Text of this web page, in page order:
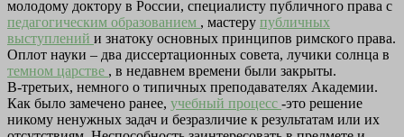
молодому доктору в России, специалисту публичного права с
педагогическим образованием , мастеру публичных
выступлений и знатоку основных принципов римского права.
Оплот науки – два диссертационных совета, лучики солнца в
темном царстве , в недавнем времени были закрыты.
В-третьих, немного о типичных преподавателях Академии.
Как было замечено ранее, учебный процесс -это решение
никому ненужных задач и безразличие к результатам или их